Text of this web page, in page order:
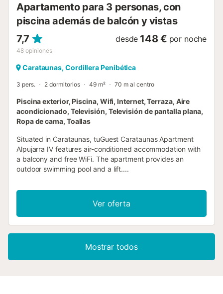
Apartamento para 3 personas, con
piscina además de balcón y vistas
7,7
48 opiniones
desde 148 € por noche
Carataunas, Cordillera Penibética
3 pers. 2 dormitorios 49 m² 70 m al centro
Piscina exterior, Piscina, Wifi, Internet, Terraza, Aire
acondicionado, Televisión, Televisión de pantalla plana,
Ropa de cama, Toallas
Situated in Carataunas, tuGuest Carataunas Apartment
Alpujarra IV features air-conditioned accommodation with
a balcony and free WiFi. The apartment provides an
outdoor swimming pool and a lift....
Ver oferta
Mostrar todos